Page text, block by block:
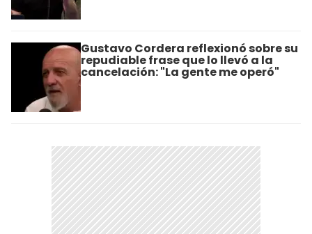
Gustavo Cordera reflexionó sobre su
repudiable frase que lo llevó a la
cancelación: "La gente me operó"